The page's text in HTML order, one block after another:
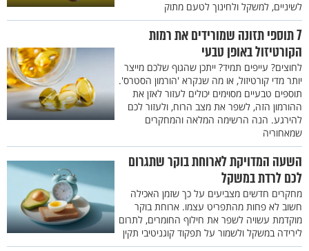
לשיניים, למשקל ולחינוך לטעם מתוק
7 תוספי תזונה שמורידים את רמות
הקורטיזול באופן טבעי
לחוצים? עייפים תמיד? ייתכן שהגוף שלכם מייצר
יותר מדי קורטיזול, או מה שנקרא 'הורמון הסטרס'.
תוספים טבעיים מסוימים יכולים לעזור לאזן את
ההורמון הזה, לשפר את מצב הרוח, ולעזור לכם
להירגע. הנה הרשימה המלאה והמחקרים
שמאחוריה
השעה המדויקת לארוחת בוקר שתגרום
לכם לרדת במשקל
מחקרים חדשים מצביעים על כך שזמן האכילה
חשוב לא פחות מהתפריט עצמו. ארוחת בוקר
מוקדמת עשויה לשפר את חילוף החומרים, לתרום
לירידה במשקל ולשמור על תפקוד קוגניטיבי תקין